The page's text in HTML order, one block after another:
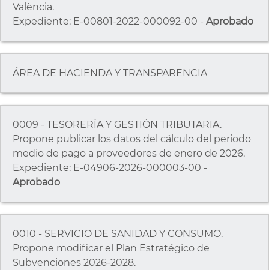
València.
Expediente: E-00801-2022-000092-00 - Aprobado
ÁREA DE HACIENDA Y TRANSPARENCIA
0009 - TESORERÍA Y GESTIÓN TRIBUTARIA.
Propone publicar los datos del cálculo del periodo
medio de pago a proveedores de enero de 2026.
Expediente: E-04906-2026-000003-00 -
Aprobado
0010 - SERVICIO DE SANIDAD Y CONSUMO.
Propone modificar el Plan Estratégico de
Subvenciones 2026-2028.